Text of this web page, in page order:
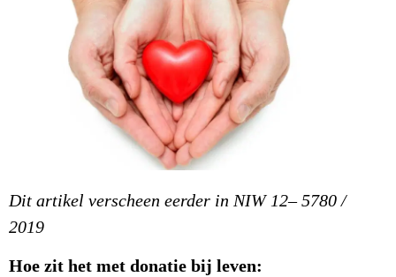
Dit artikel verscheen eerder in NIW 12– 5780 /
2019
Hoe zit het met donatie bij leven: